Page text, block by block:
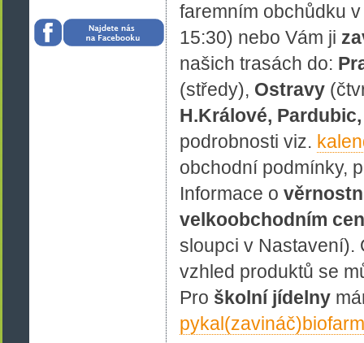
faremním obchůdku
15:30) nebo Vám ji
našich trasách do:
(středy), Ostravy
H.Králové,
podrobnosti viz.
obchodní podmínky,
Informace o
velkoobchodním
sloupci v Nastavení).
vzhled produktů se
Pro školní jídelny